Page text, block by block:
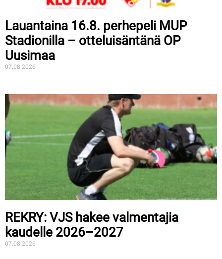
Lauantaina 16.8. perhepeli MUP
Stadionilla – otteluisäntänä OP
Uusimaa
07.08.2026
REKRY: VJS hakee valmentajia
kaudelle 2026–2027
07.08.2026